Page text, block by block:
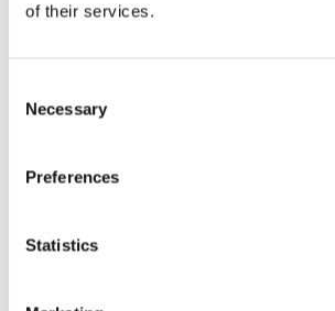
of their services.
Selection
Necessary
Preferences
Statistics
Maritime köper Berg